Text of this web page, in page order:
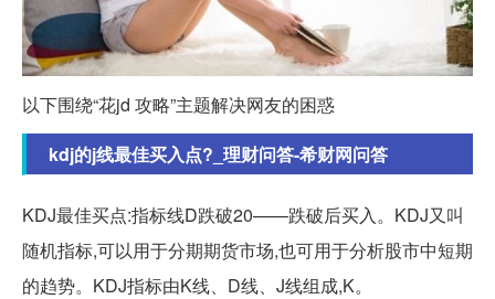
以下围绕“花jd 攻略”主题解决网友的困惑
kdj的j线最佳买入点?_理财问答-希财网问答
KDJ最佳买点:指标线D跌破20——跌破后买入。KDJ又叫
随机指标,可以用于分期期货市场,也可用于分析股市中短期
的趋势。KDJ指标由K线、D线、J线组成,K。